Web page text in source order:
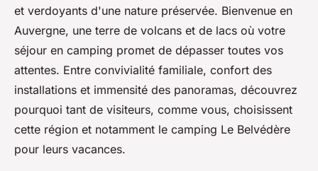
et verdoyants d'une nature préservée. Bienvenue en
Auvergne, une terre de volcans et de lacs où votre
séjour en camping promet de dépasser toutes vos
attentes. Entre convivialité familiale, confort des
installations et immensité des panoramas, découvrez
pourquoi tant de visiteurs, comme vous, choisissent
cette région et notamment le camping Le Belvédère
pour leurs vacances.